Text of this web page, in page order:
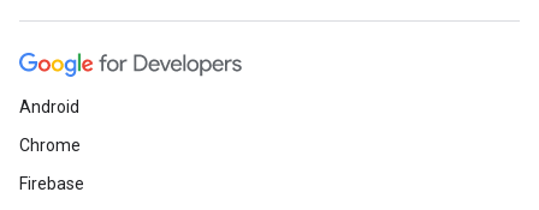
Android
Chrome
Firebase